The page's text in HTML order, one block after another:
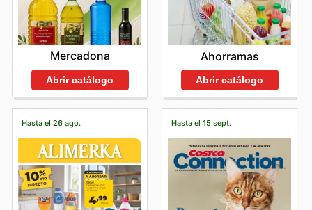
Mercadona
Abrir catálogo
Ahorramas
Abrir catálogo
Hasta el 26 ago. Hasta el 15 sept.